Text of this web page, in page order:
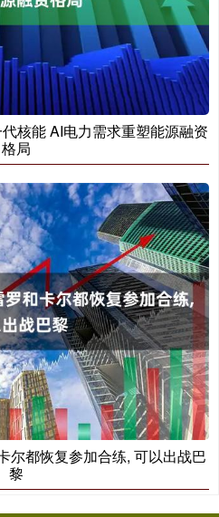
核能 AI电力需求重塑能源融资
格局
尔都恢复参加合练, 可以出战巴
黎